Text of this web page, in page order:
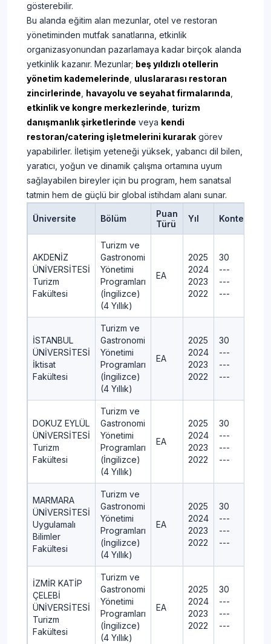
gösterebilir.
​Bu alanda eğitim alan mezunlar, otel ve restoran
yönetiminden mutfak sanatlarına, etkinlik
organizasyonundan pazarlamaya kadar birçok alanda
yetkinlik kazanır. Mezunlar; beş yıldızlı otellerin
yönetim kademelerinde uluslararası restoran
zincirlerinde havayolu ve seyahat firmalarında
etkinlik ve kongre merkezlerinde turizm
danışmanlık şirketlerinde veya kendi
restoran/catering işletmelerini kurarak görev
yapabilirler. İletişim yeteneği yüksek, yabancı dil bilen,
yaratıcı, yoğun ve dinamik çalışma ortamına uyum
sağlayabilen bireyler için bu program, hem sanatsal
tatmin hem de güçlü bir global istihdam alanı sunar.
Üniversite Bölüm
Puan
Türü
Yıl Kontenjan
AKDENİZ
ÜNİVERSİTESİ
Turizm
Fakültesi
Turizm ve
Gastronomi
Yönetimi
Programları
(İngilizce)
(4 Yıllık)
EA
2025
2024
2023
2022
30
---
---
---
İSTANBUL
ÜNİVERSİTESİ
İktisat
Fakültesi
Turizm ve
Gastronomi
Yönetimi
Programları
(İngilizce)
(4 Yıllık)
EA
2025
2024
2023
2022
30
---
---
---
DOKUZ EYLÜL
ÜNİVERSİTESİ
Turizm
Fakültesi
Turizm ve
Gastronomi
Yönetimi
Programları
(İngilizce)
(4 Yıllık)
EA
2025
2024
2023
2022
30
---
---
---
MARMARA
ÜNİVERSİTESİ
Uygulamalı
Bilimler
Fakültesi
Turizm ve
Gastronomi
Yönetimi
Programları
(İngilizce)
(4 Yıllık)
EA
2025
2024
2023
2022
30
---
---
---
İZMİR KATİP
ÇELEBİ
ÜNİVERSİTESİ
Turizm
Fakültesi
Turizm ve
Gastronomi
Yönetimi
Programları
(İngilizce)
(4 Yıllık)
EA
2025
2024
2023
2022
30
---
---
---